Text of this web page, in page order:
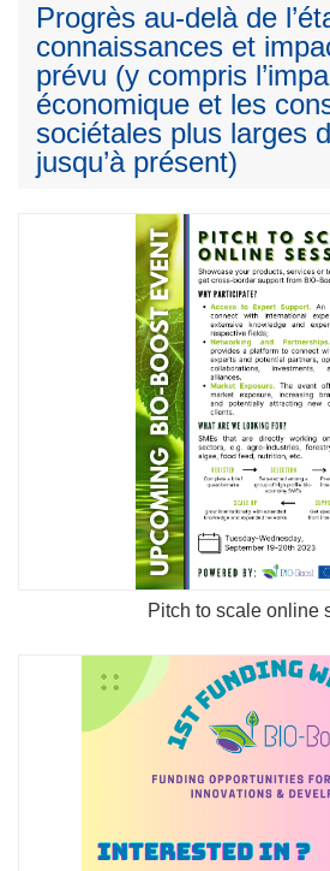
Progrès au-delà de
connaissances et
prévu (y compris
économique et les
sociétales plus larges
jusqu’à présent)
Pitch to scale online